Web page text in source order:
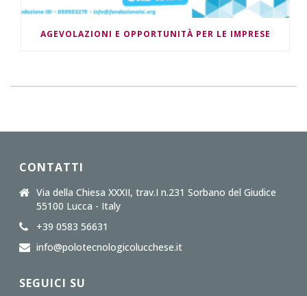
AGEVOLAZIONI E OPPORTUNITÀ PER LE IMPRESE
CONTATTI
Via della Chiesa XXXII, trav.I n.231 Sorbano del Giudice
55100 Lucca - Italy
+39 0583 56631
info@polotecnologicolucchese.it
SEGUICI SU